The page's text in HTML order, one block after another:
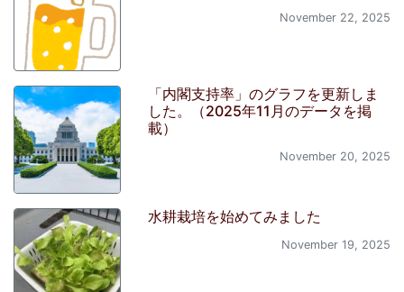
November 22, 2025
「内閣支持率」のグラフを更新しま
した。（2025年11月のデータを掲
載）
November 20, 2025
水耕栽培を始めてみました
November 19, 2025